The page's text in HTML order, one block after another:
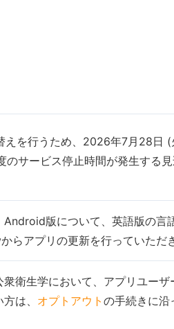
を行うため、2026年7月28日
サービス停止時間が発生する
版について、英語版の
らアプリの更新を行っていただ
衛生学において、アプリユー
は、 オプトアウト の手続きに沿